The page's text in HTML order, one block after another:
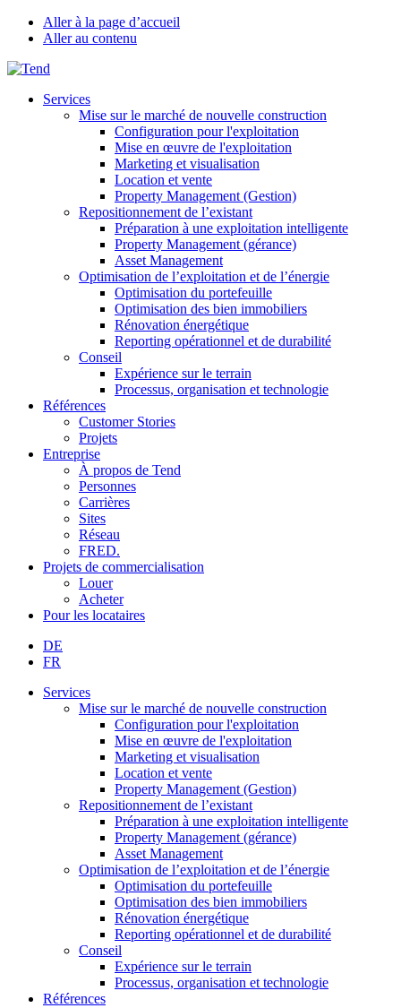
Aller à la page d’accueil
Aller au contenu
Services
Mise sur le marché de nouvelle construction
Configuration pour l'exploitation
Mise en œuvre de l'exploitation
Marketing et visualisation
Location et vente
Property Management (Gestion)
Repositionnement de l’existant
Préparation à une exploitation intelligente
Property Management (gérance)
Asset Management
Optimisation de l’exploitation et de l’énergie
Optimisation du portefeuille
Optimisation des bien immobiliers
Rénovation énergétique
Reporting opérationnel et de durabilité
Conseil
Expérience sur le terrain
Processus, organisation et technologie
Références
Customer Stories
Projets
Entreprise
À propos de Tend
Personnes
Carrières
Sites
Réseau
FRED.
Projets de commercialisation
Louer
Acheter
Pour les locataires
DE
FR
Services
Mise sur le marché de nouvelle construction
Configuration pour l'exploitation
Mise en œuvre de l'exploitation
Marketing et visualisation
Location et vente
Property Management (Gestion)
Repositionnement de l’existant
Préparation à une exploitation intelligente
Property Management (gérance)
Asset Management
Optimisation de l’exploitation et de l’énergie
Optimisation du portefeuille
Optimisation des bien immobiliers
Rénovation énergétique
Reporting opérationnel et de durabilité
Conseil
Expérience sur le terrain
Processus, organisation et technologie
Références